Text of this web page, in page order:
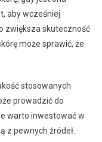
aby wcześniej
zwiększa skuteczność
może sprawić, że
stosowanych
prowadzić do
warto inwestować w
z pewnych źródeł.